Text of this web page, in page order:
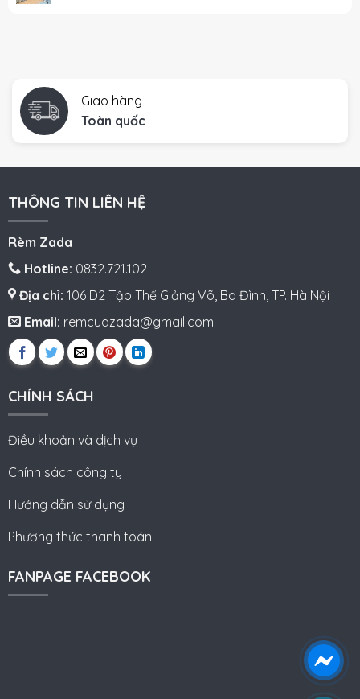
Giao hàng
Toàn quốc
THÔNG TIN LIÊN HỆ
Rèm Zada
Hotline: 0832.721.102
Địa chỉ: 106 D2 Tập Thể Giảng Võ, Ba Đình, TP. Hà Nội
Email: remcuazada@gmail.com
CHÍNH SÁCH
Điều khoản và dịch vụ
Chính sách công ty
Hướng dẫn sử dụng
Phương thức thanh toán
FANPAGE FACEBOOK